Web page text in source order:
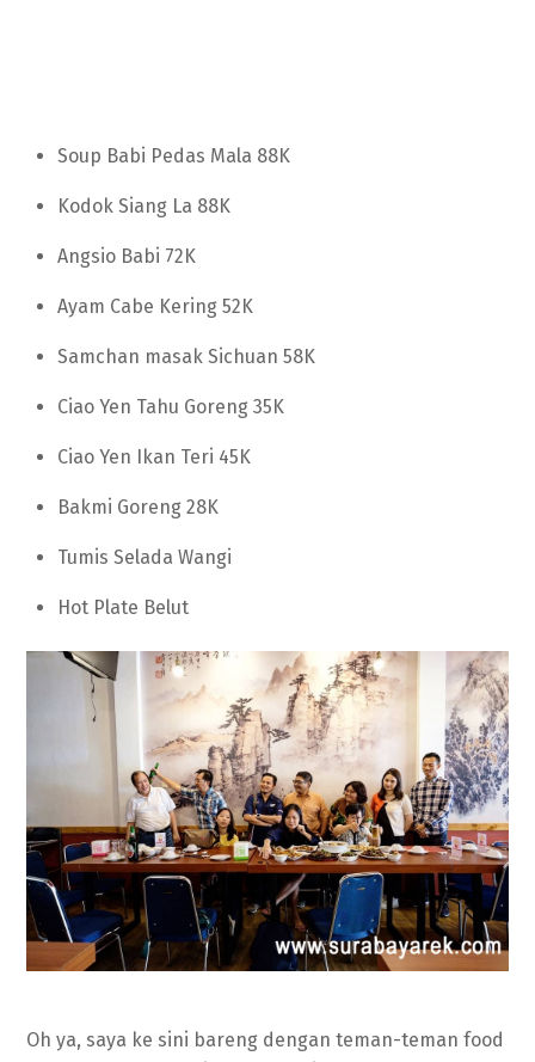
Soup Babi Pedas Mala 88K
Kodok Siang La 88K
Angsio Babi 72K
Ayam Cabe Kering 52K
Samchan masak Sichuan 58K
Ciao Yen Tahu Goreng 35K
Ciao Yen Ikan Teri 45K
Bakmi Goreng 28K
Tumis Selada Wangi
Hot Plate Belut
Oh ya, saya ke sini bareng dengan teman-teman food